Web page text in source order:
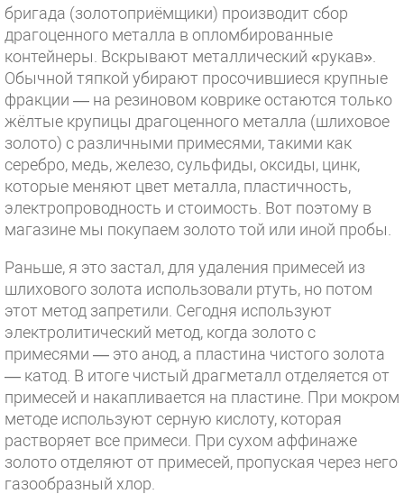
бригада (золотоприёмщики) производит сбор
драгоценного металла в опломбированные
контейнеры. Вскрывают металлический «рукав».
Обычной тяпкой убирают просочившиеся крупные
фракции — на резиновом коврике остаются только
жёлтые крупицы драгоценного металла (шлиховое
золото) с различными примесями, такими как
серебро, медь, железо, сульфиды, оксиды, цинк,
которые меняют цвет металла, пластичность,
электропроводность и стоимость. Вот поэтому в
магазине мы покупаем золото той или иной пробы.
Раньше, я это застал, для удаления примесей из
шлихового золота использовали ртуть, но потом
этот метод запретили. Сегодня используют
электролитический метод, когда золото с
примесями — это анод, а пластина чистого золота
— катод. В итоге чистый драгметалл отделяется от
примесей и накапливается на пластине. При мокром
методе используют серную кислоту, которая
растворяет все примеси. При сухом аффинаже
золото отделяют от примесей, пропуская через него
газообразный хлор.